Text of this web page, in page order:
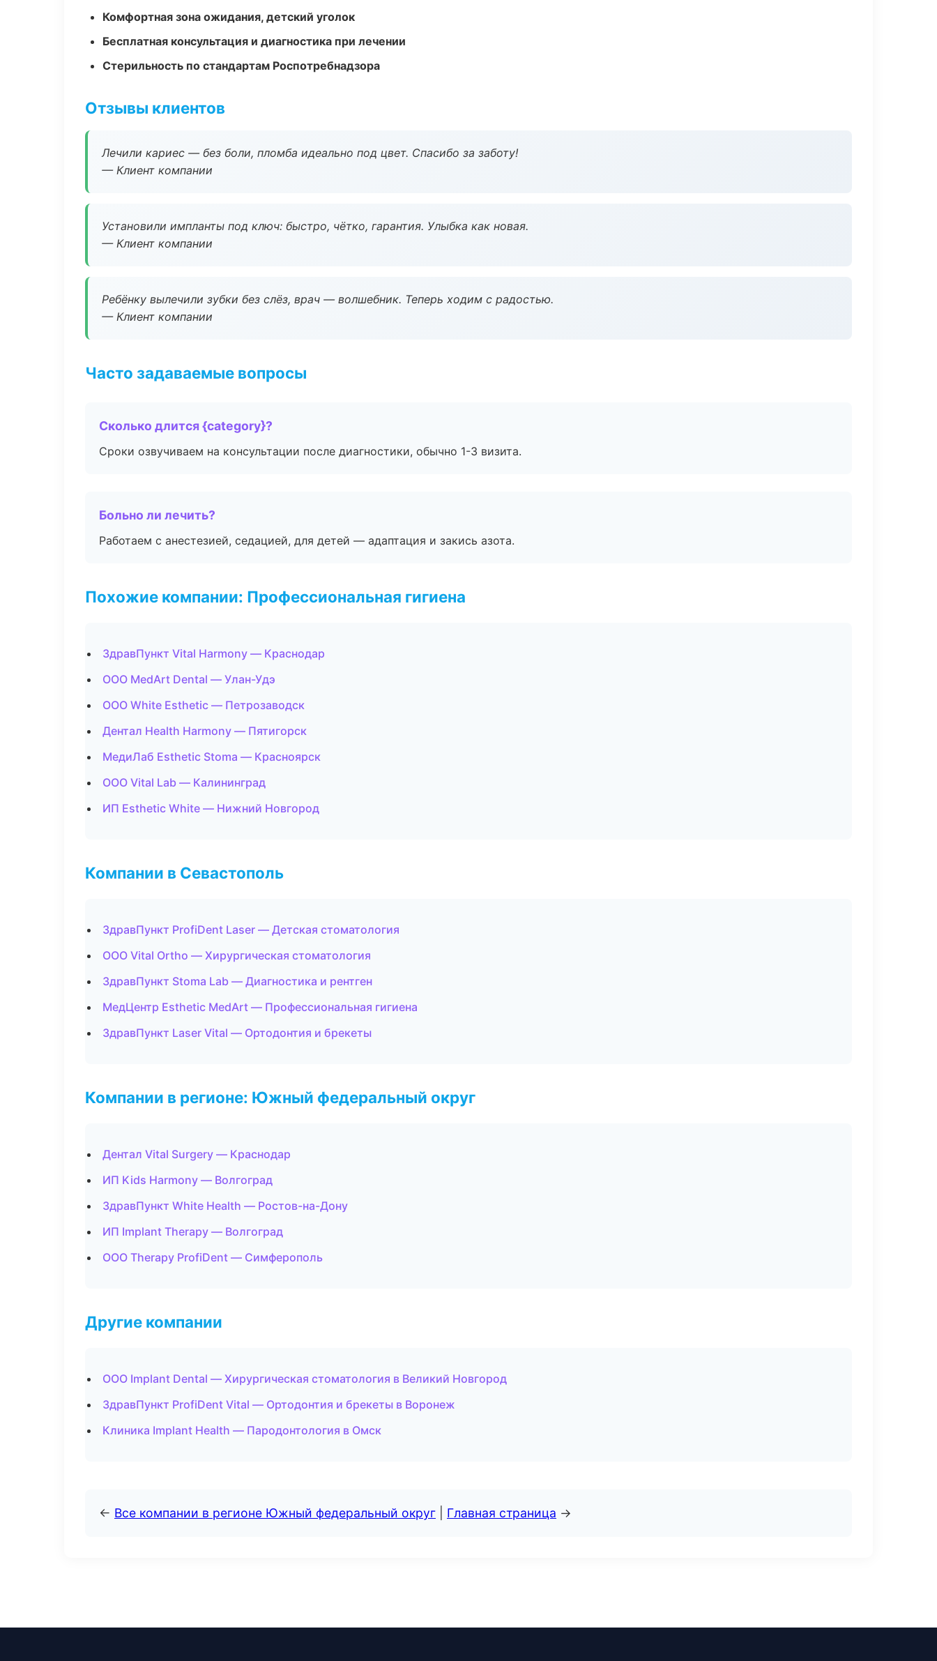
Комфортная зона ожидания, детский уголок
Бесплатная консультация и диагностика при лечении
Стерильность по стандартам Роспотребнадзора
Отзывы клиентов
Лечили кариес — без боли, пломба идеально под цвет. Спасибо за заботу!
— Клиент компании
Установили импланты под ключ: быстро, чётко, гарантия. Улыбка как новая.
— Клиент компании
Ребёнку вылечили зубки без слёз, врач — волшебник. Теперь ходим с радостью.
— Клиент компании
Часто задаваемые вопросы
Сколько длится {category}?
Сроки озвучиваем на консультации после диагностики, обычно 1-3 визита.
Больно ли лечить?
Работаем с анестезией, седацией, для детей — адаптация и закись азота.
Похожие компании: Профессиональная гигиена
ЗдравПункт Vital Harmony — Краснодар
ООО MedArt Dental — Улан-Удэ
ООО White Esthetic — Петрозаводск
Дентал Health Harmony — Пятигорск
МедиЛаб Esthetic Stoma — Красноярск
ООО Vital Lab — Калининград
ИП Esthetic White — Нижний Новгород
Компании в Севастополь
ЗдравПункт ProfiDent Laser — Детская стоматология
ООО Vital Ortho — Хирургическая стоматология
ЗдравПункт Stoma Lab — Диагностика и рентген
МедЦентр Esthetic MedArt — Профессиональная гигиена
ЗдравПункт Laser Vital — Ортодонтия и брекеты
Компании в регионе: Южный федеральный округ
Дентал Vital Surgery — Краснодар
ИП Kids Harmony — Волгоград
ЗдравПункт White Health — Ростов-на-Дону
ИП Implant Therapy — Волгоград
ООО Therapy ProfiDent — Симферополь
Другие компании
ООО Implant Dental — Хирургическая стоматология в Великий Новгород
ЗдравПункт ProfiDent Vital — Ортодонтия и брекеты в Воронеж
Клиника Implant Health — Пародонтология в Омск
← Все компании в регионе Южный федеральный округ Главная страница →